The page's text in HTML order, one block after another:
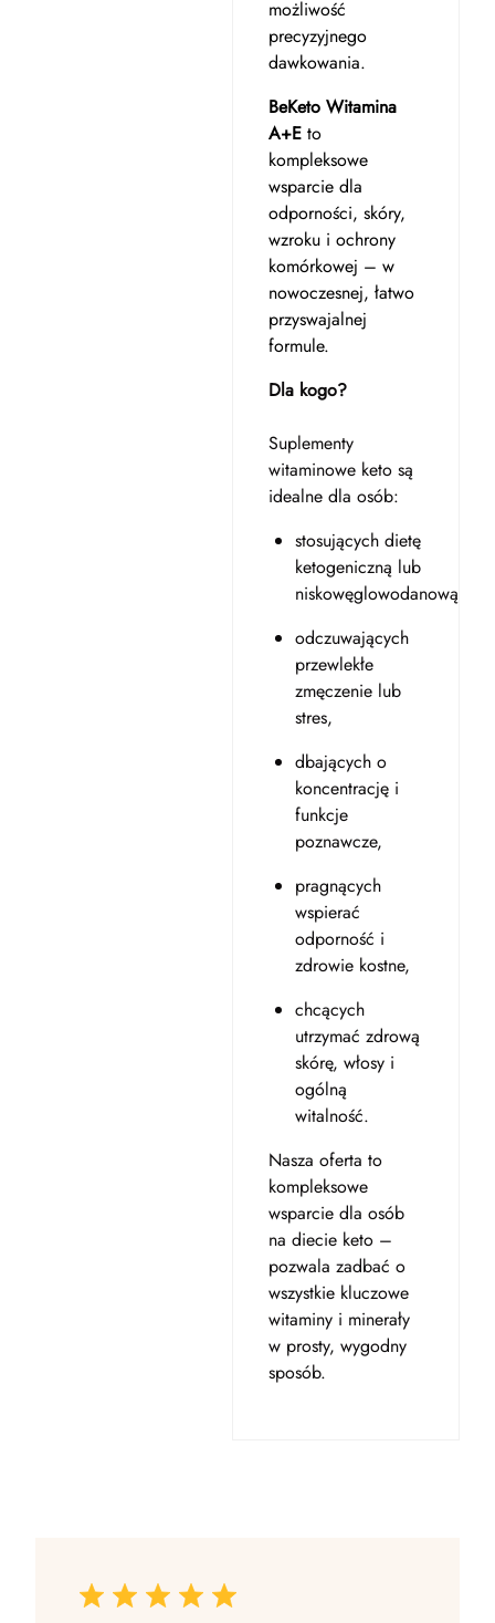
możliwość
precyzyjnego
dawkowania.
BeKeto Witamina
A+Eto
kompleksowe
wsparcie dla
odporności, skóry,
wzroku i ochrony
komórkowej – w
nowoczesnej, łatwo
przyswajalnej
formule.
Dla kogo?
Suplementy
witaminowe keto są
idealne dla osób:
stosujących dietę
ketogeniczną lub
niskowęglowodanową,
odczuwających
przewlekłe
zmęczenie lub
stres,
dbających o
koncentrację i
funkcje
poznawcze,
pragnących
wspierać
odporność i
zdrowie kostne,
chcących
utrzymać zdrową
skórę, włosy i
ogólną
witalność.
Nasza oferta to
kompleksowe
wsparcie dla osób
na diecie keto –
pozwala zadbać o
wszystkie kluczowe
witaminy i minerały
w prosty, wygodny
sposób.